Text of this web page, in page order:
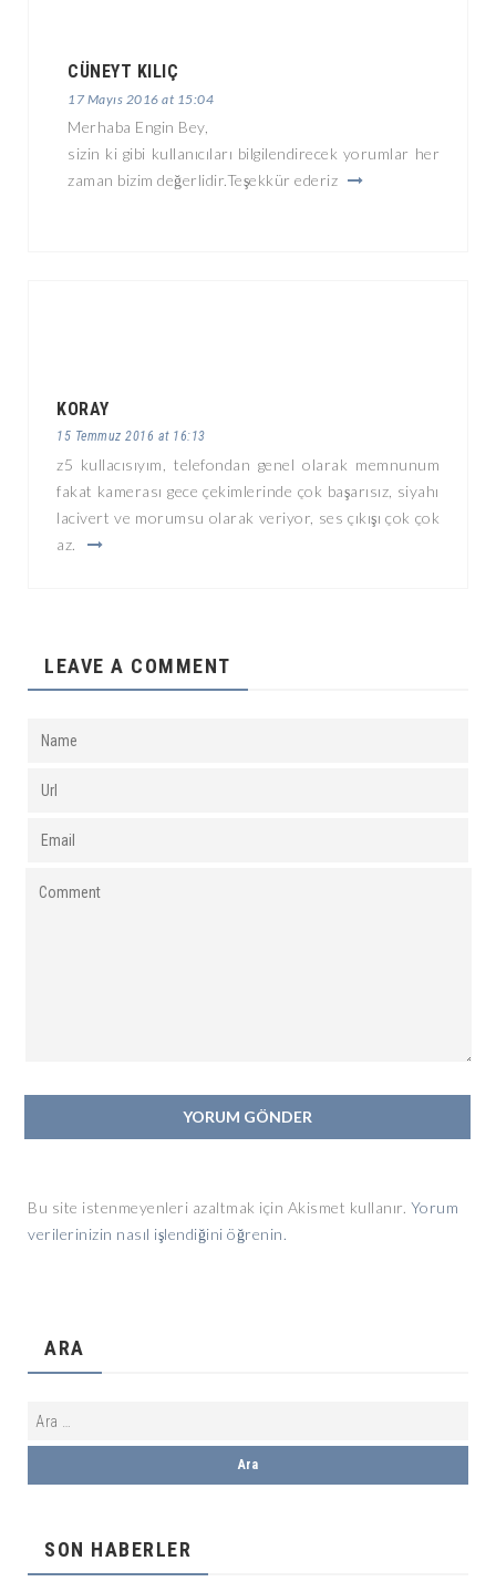
CÜNEYT KILIÇ
17 Mayıs 2016 at 15:04
Merhaba Engin Bey,
sizin ki gibi kullanıcıları bilgilendirecek yorumlar her
zaman bizim değerlidir.Teşekkür ederiz
KORAY
15 Temmuz 2016 at 16:13
z5 kullacısıyım, telefondan genel olarak memnunum
fakat kamerası gece çekimlerinde çok başarısız, siyahı
lacivert ve morumsu olarak veriyor, ses çıkışı çok çok
az.
LEAVE A COMMENT
Bu site istenmeyenleri azaltmak için Akismet kullanır. Yorum
verilerinizin nasıl işlendiğini öğrenin.
ARA
SON HABERLER